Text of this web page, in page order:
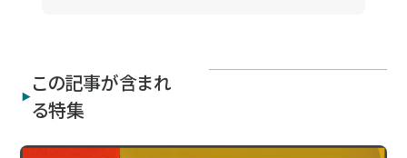
この記事が含まれ
る特集